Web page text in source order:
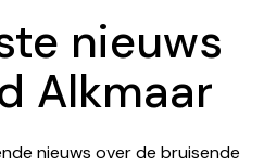
nieuws
Alkmaar
nieuws over de bruisende